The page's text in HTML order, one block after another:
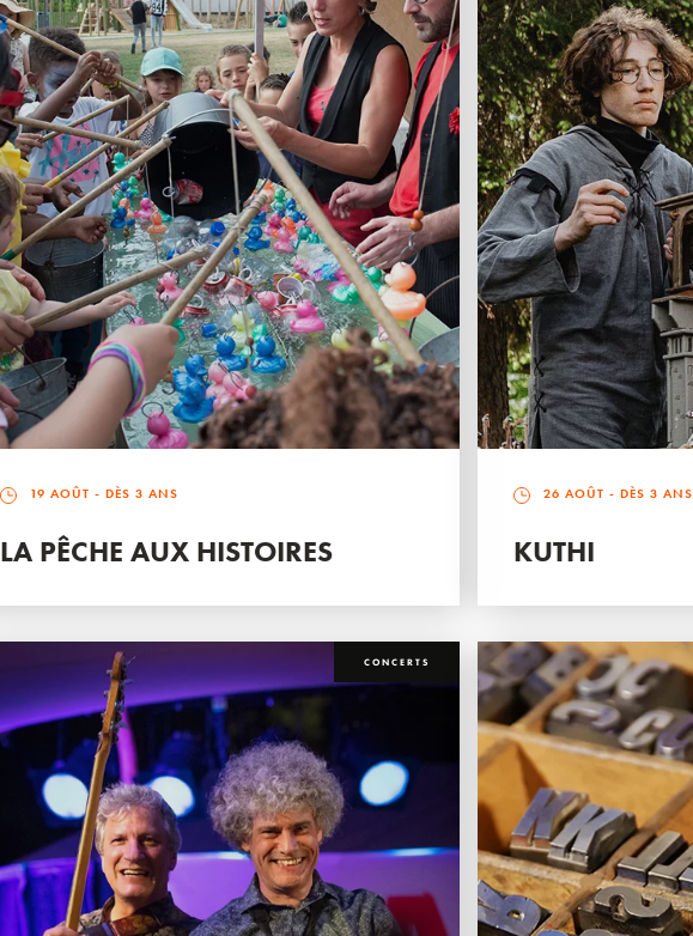
19 AOÛT - DÈS 3 ANS
LA PÊCHE AUX HISTOIRES
26 AOÛT - DÈS 3 ANS
KUTHI
CONCERTS